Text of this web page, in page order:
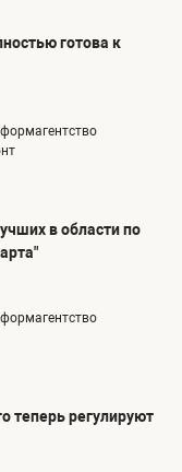
готова к
в области по
теперь регулируют